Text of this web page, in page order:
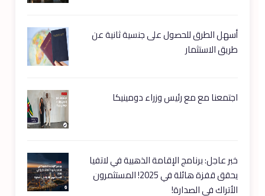
أسهل الطرق للحصول على جنسية ثانية عن
طريق الاستثمار
اجتمعنا مع مع رئيس وزراء دومينيكا
خبر عاجل: برنامج الإقامة الذهبية في لاتفيا
يحقق قفزة هائلة في 2025! المستثمرون
الأتراك في الصدارة!